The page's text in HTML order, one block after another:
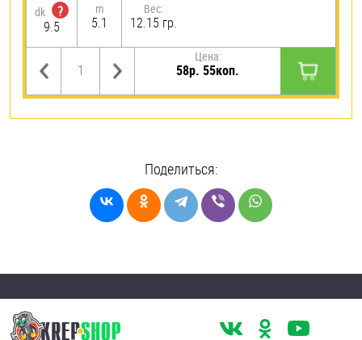
dk
?
9.5
m
5.1
Вес:
12.15 гр.
Цена:
58р. 55коп.
Поделиться: